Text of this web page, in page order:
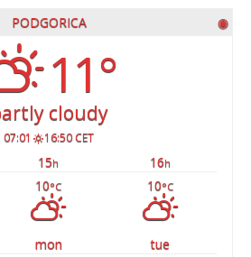
PODGORICA ◉
11°
cloudy
07:01 16:50 CET
15h 16h
10°C 10°C
mon
tue